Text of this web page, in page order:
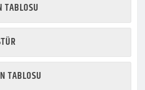
TABLOSU